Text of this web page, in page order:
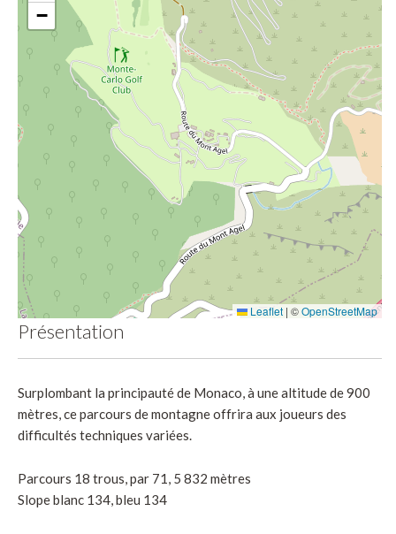
−
Leaflet | ©OpenStreetMap
Présentation
Surplombant la principauté de Monaco, à une altitude de 900
mètres, ce parcours de montagne offrira aux joueurs des
difficultés techniques variées.
Parcours 18 trous, par 71, 5 832 mètres
Slope blanc 134, bleu 134